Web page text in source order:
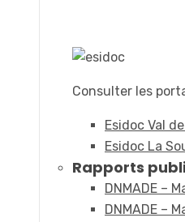
Consulter les
Esidoc Val
Esidoc La
Rapports
DNMADE –
DNMADE –